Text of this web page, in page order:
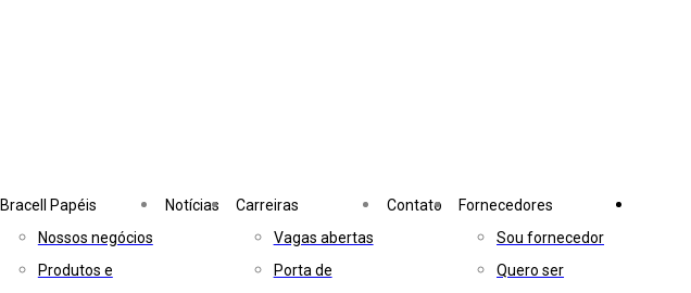
Bracell Papéis
Nossos negócios
Produtos e
Notícias
Carreiras
Vagas abertas
Porta de
Contato
Fornecedores
Sou fornecedor
Quero ser